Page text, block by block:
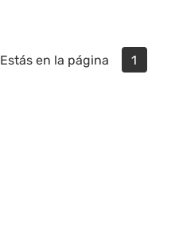
Estás en la página 1